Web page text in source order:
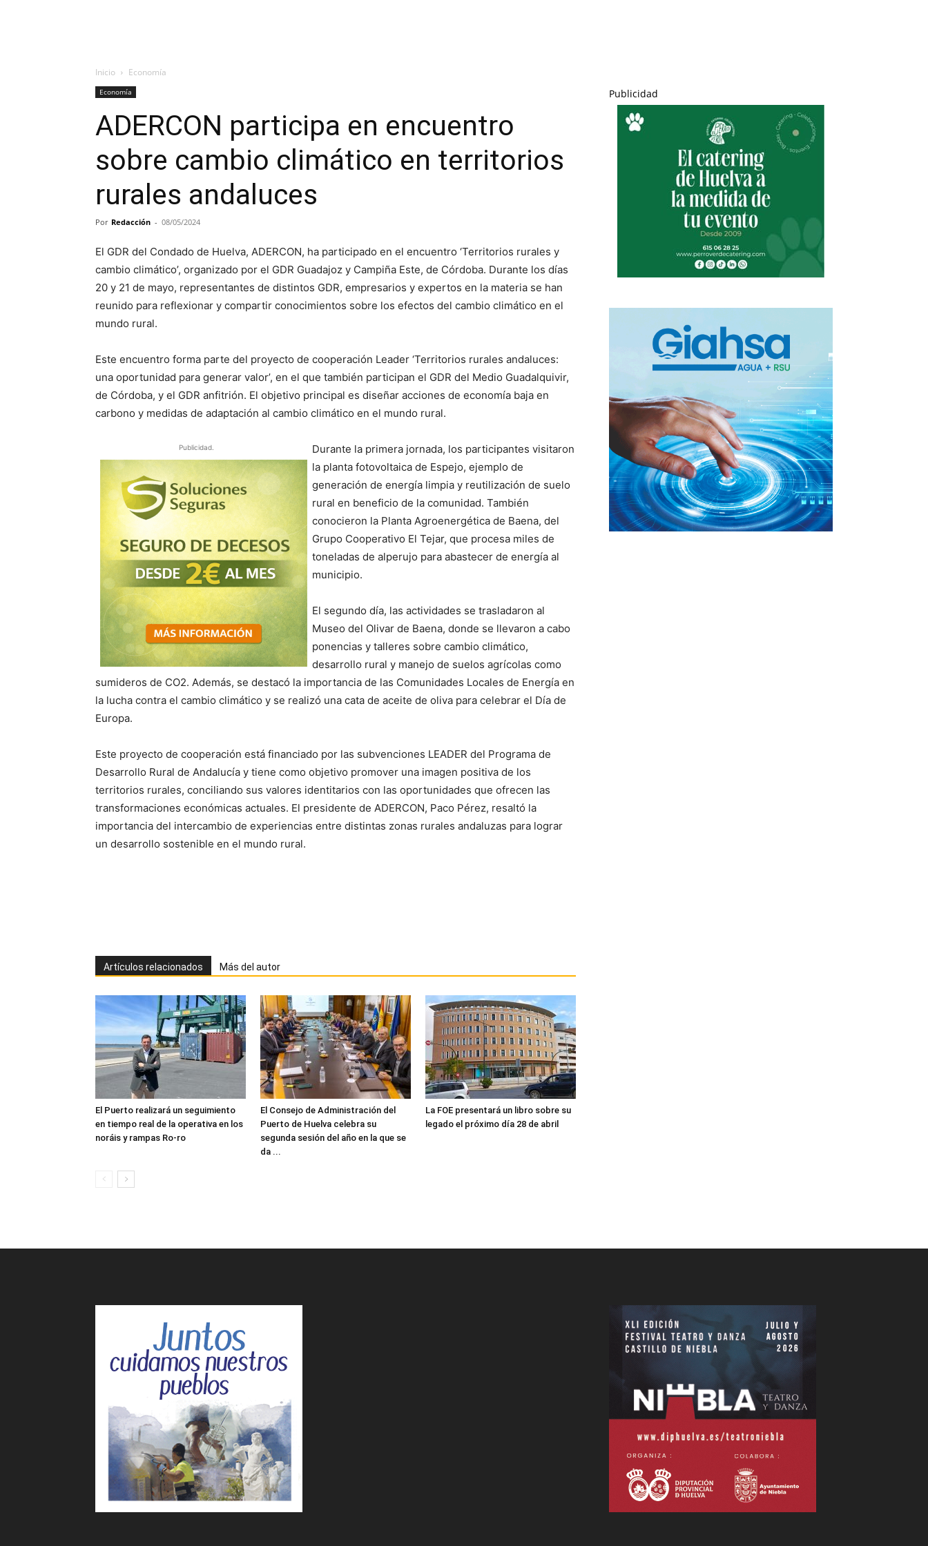
Inicio Economía
Economía
ADERCON participa en encuentro
sobre cambio climático en territorios
rurales andaluces
Por Redacción - 08/05/2024
El GDR del Condado de Huelva, ADERCON, ha participado en el encuentro ‘Territorios rurales y
cambio climático’, organizado por el GDR Guadajoz y Campiña Este, de Córdoba. Durante los días
20 y 21 de mayo, representantes de distintos GDR, empresarios y expertos en la materia se han
reunido para reflexionar y compartir conocimientos sobre los efectos del cambio climático en el
mundo rural.
Este encuentro forma parte del proyecto de cooperación Leader ‘Territorios rurales andaluces:
una oportunidad para generar valor’, en el que también participan el GDR del Medio Guadalquivir,
de Córdoba, y el GDR anfitrión. El objetivo principal es diseñar acciones de economía baja en
carbono y medidas de adaptación al cambio climático en el mundo rural.
Publicidad.
Durante la primera jornada, los participantes visitaron
la planta fotovoltaica de Espejo, ejemplo de
generación de energía limpia y reutilización de suelo
rural en beneficio de la comunidad. También
conocieron la Planta Agroenergética de Baena, del
Grupo Cooperativo El Tejar, que procesa miles de
toneladas de alperujo para abastecer de energía al
municipio.
El segundo día, las actividades se trasladaron al
Museo del Olivar de Baena, donde se llevaron a cabo
ponencias y talleres sobre cambio climático,
desarrollo rural y manejo de suelos agrícolas como
sumideros de CO2. Además, se destacó la importancia de las Comunidades Locales de Energía en
la lucha contra el cambio climático y se realizó una cata de aceite de oliva para celebrar el Día de
Europa.
Este proyecto de cooperación está financiado por las subvenciones LEADER del Programa de
Desarrollo Rural de Andalucía y tiene como objetivo promover una imagen positiva de los
territorios rurales, conciliando sus valores identitarios con las oportunidades que ofrecen las
transformaciones económicas actuales. El presidente de ADERCON, Paco Pérez, resaltó la
importancia del intercambio de experiencias entre distintas zonas rurales andaluzas para lograr
un desarrollo sostenible en el mundo rural.
Artículos relacionados Más del autor
El Puerto realizará un seguimiento
en tiempo real de la operativa en los
noráis y rampas Ro-ro
El Consejo de Administración del
Puerto de Huelva celebra su
segunda sesión del año en la que se
da ...
La FOE presentará un libro sobre su
legado el próximo día 28 de abril
Publicidad